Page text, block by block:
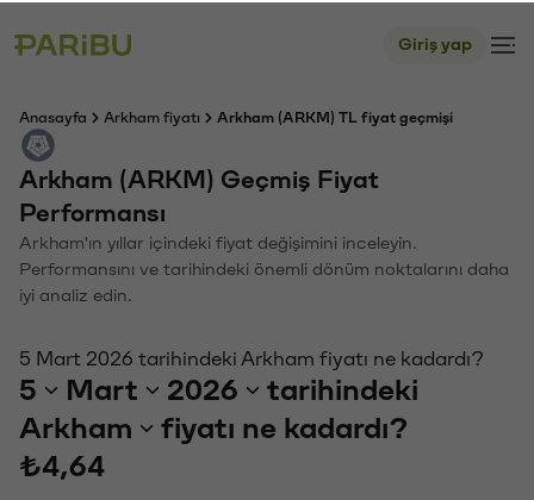
Giriş yap
Anasayfa Arkham fiyatı Arkham (ARKM) TL fiyat geçmişi
Arkham (ARKM) Geçmiş Fiyat
Performansı
Arkham'ın yıllar içindeki fiyat değişimini inceleyin.
Performansını ve tarihindeki önemli dönüm noktalarını daha
iyi analiz edin.
5 Mart 2026 tarihindeki Arkham fiyatı ne kadardı?
5 Mart 2026
tarihindeki
Arkham
fiyatı ne kadardı?
₺4,64